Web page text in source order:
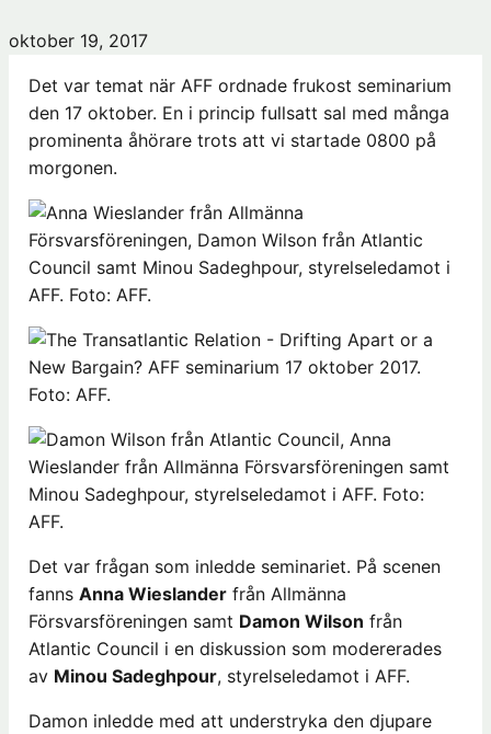
oktober 19, 2017
Det var temat när AFF ordnade frukost seminarium
den 17 oktober. En i princip fullsatt sal med många
prominenta åhörare trots att vi startade 0800 på
morgonen.
Det var frågan som inledde seminariet. På scenen
fanns Anna Wieslanderfrån Allmänna
Försvarsföreningen samt Damon Wilson från
Atlantic Council i en diskussion som modererades
av Minou Sadeghpour, styrelseledamot i AFF.
Damon inledde med att understryka den djupare